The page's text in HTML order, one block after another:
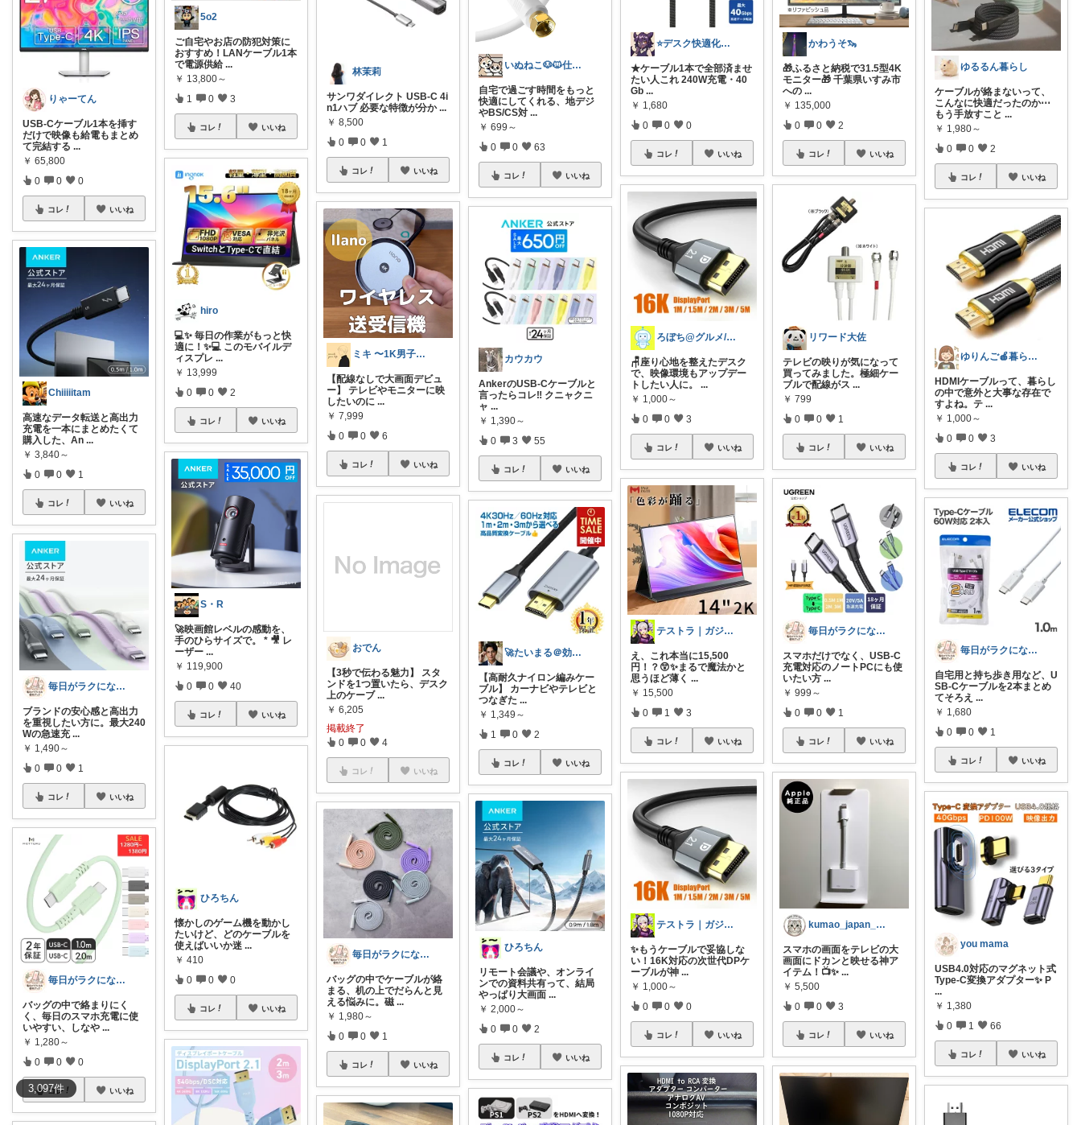
3,097件
りゃーてん
USB-Cケーブル1本を挿す
だけで映像も給電もまとめ
て完結する ...
￥ 65,800
0 0 0
コレ いいね
Chiiiiitam
高速なデータ転送と高出力
充電を一本にまとめたくて
購入した、An ...
￥ 3,840～
0 0 1
コレ いいね
毎日がラクになる便利グッズ
ブランドの安心感と高出力
を重視したい方に。最大240
Wの急速充 ...
￥ 1,490～
0 0 1
コレ いいね
毎日がラクになる便利グッズ
バッグの中で絡まりにく
く、毎日のスマホ充電に使
いやすい、しなや ...
￥ 1,280～
0 0 0
コレ いいね
5o2
ご自宅やお店の防犯対策に
おすすめ！LANケーブル1本
で電源供給 ...
￥ 13,800～
1 0 3
コレ いいね
hiro
💻✨ 毎日の作業がもっと快
適に！✨💻 このモバイルデ
ィスプレ ...
￥ 13,999
0 0 2
コレ いいね
S・R
🚀映画館レベルの感動を、
手のひらサイズで。 * 🎥 レ
ーザー ...
￥ 119,900
0 0 40
コレ いいね
ひろちん
懐かしのゲーム機を動かし
たいけど、どのケーブルを
使えばいいか迷 ...
￥ 410
0 0 0
コレ いいね
林茉莉
サンワダイレクト USB-C 4i
n1ハブ 必要な特徴が分か ...
￥ 8,500
0 0 1
コレ いいね
ミキ 〜1K男子のQOL向上計画〜
【配線なしで大画面デビュ
ー】 テレビやモニターに映
したいのに ...
￥ 7,999
0 0 6
コレ いいね
おでん
【3秒で伝わる魅力】 スタ
ンドを1つ置いたら、デスク
上のケーブ ...
￥ 6,205
掲載終了
0 0 4
コレ いいね
毎日がラクになる便利グッズ
バッグの中でケーブルが絡
まる、机の上でだらんと見
える悩みに。磁 ...
￥ 1,980～
0 0 1
コレ いいね
いぬねこ🐶🐱仕事も暮らしも楽しく☺︎
自宅で過ごす時間をもっと
快適にしてくれる、地デジ
やBS/CS対 ...
￥ 699～
0 0 63
コレ いいね
カウカウ
AnkerのUSB-Cケーブルと
言ったらコレ‼️ クニャクニ
ャ ...
￥ 1,390～
0 3 55
コレ いいね
🚀たいまる＠効率至上主義のセレクトニキ
【高耐久ナイロン編みケー
ブル】 カーナビやテレビと
つなぎた ...
￥ 1,349～
1 0 2
コレ いいね
ひろちん
リモート会議や、オンライ
ンでの資料共有って、結局
やっぱり大画面 ...
￥ 2,000～
0 0 2
コレ いいね
⭐️デスク快適化ラボ
★ケーブル1本で全部済ませ
たい人これ 240W充電・40
Gb ...
￥ 1,680
0 0 0
コレ いいね
ろぼち@グルメ/キッチン雑貨
🪑座り心地を整えたデスク
で、映像環境もアップデー
トしたい人に。
...
￥ 1,000～
0 0 3
コレ いいね
テストラ｜ガジェット・家電
え、これ本当に15,500
円！？😲✨まるで魔法かと
思うほど薄く ...
￥ 15,500
0 1 3
コレ いいね
テストラ｜ガジェット・家電
✨もうケーブルで妥協しな
い！16K対応の次世代DPケ
ーブルが神 ...
￥ 1,000～
0 0 0
コレ いいね
かわうそ🦦
🎁ふるさと納税で31.5型4K
モニター🎁 千葉県いすみ市
への ...
￥ 135,000
0 0 2
コレ いいね
リワード大佐
テレビの映りが気になって
買ってみました。極細ケー
ブルで配線がス ...
￥ 799
0 0 1
コレ いいね
毎日がラクになる便利グッズ
スマホだけでなく、USB-C
充電対応のノートPCにも使
いたい方 ...
￥ 999～
0 0 1
コレ いいね
kumao_japan_daily
スマホの画面をテレビの大
画面にドカンと映せる神ア
イテム！📺✨...
￥ 5,500
0 0 3
コレ いいね
ゆるるん暮らし
ケーブルが絡まないって、
こんなに快適だったのか⋯
もう手放すこと ...
￥ 1,980～
0 0 2
コレ いいね
ゆりんご🍎暮らしにまつわるおすすめ品
HDMIケーブルって、暮らし
の中で意外と大事な存在で
すよね。テ ...
￥ 1,000～
0 0 3
コレ いいね
毎日がラクになる便利グッズ
自宅用と持ち歩き用など、U
SB-Cケーブルを2本まとめ
てそろえ ...
￥ 1,680
0 0 1
コレ いいね
you mama
USB4.0対応のマグネット式
Type-C変換アダプター✨ P
...
￥ 1,380
0 1 66
コレ いいね